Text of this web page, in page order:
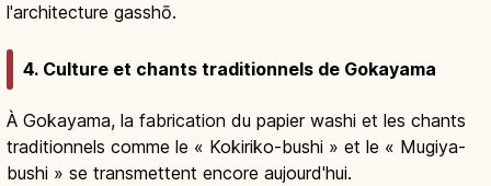
l'architecture gasshō.
4. Culture et chants traditionnels de Gokayama
À Gokayama, la fabrication du papier washi et les chants
traditionnels comme le « Kokiriko-bushi » et le « Mugiya-
bushi » se transmettent encore aujourd'hui.